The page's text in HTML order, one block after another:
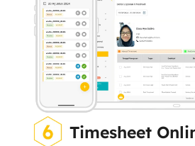
Timesheet